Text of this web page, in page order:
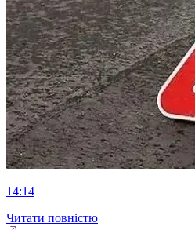
14:14
Читати повністю